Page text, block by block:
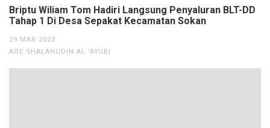
Briptu Wiliam Tom Hadiri Langsung Penyaluran BLT-DD
Tahap 1 Di Desa Sepakat Kecamatan Sokan
29 MAR 2023
ADE SHALAHUDIN AL 'AYUBI